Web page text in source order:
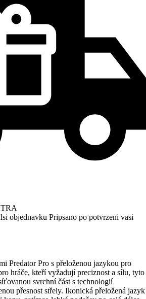
objednavku Pripsano po potvrzeni vasi
Predator Pro s přeloženou jazykou pro
hráče, kteří vyžadují preciznost a sílu, tyto
svrchní část s technologií
přesnost střely. Ikonická přeložená jazyk